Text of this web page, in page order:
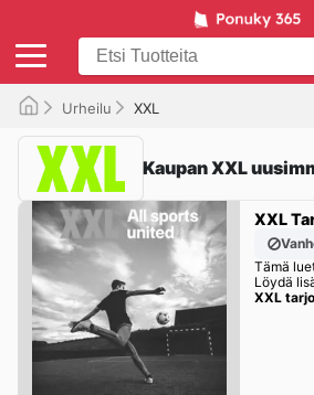
Urheilu XXL
Kaupan XXL
XXL
Tämä
Löydä
XXL